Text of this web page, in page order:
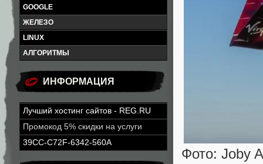
GOOGLE
ЖЕЛЕЗО
LINUX
АЛГОРИТМЫ
ИНФОРМАЦИЯ
Лучший хостинг сайтов - REG.RU
Промокод 5% скидки на услуги
39CC-C72F-6342-560A
Фото: Joby